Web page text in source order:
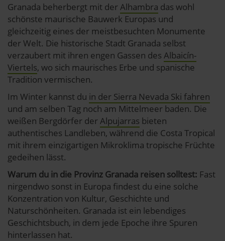
Granada beherbergt mit derAlhambra das wohl
schönste maurische Bauwerk Europas und
gleichzeitig eines der meistbesuchten Monumente
der Welt. Die historische Stadt Granada selbst
verzaubert mit ihren engen Gassen des Albaicín-
Viertels, wo sich maurisches Erbe und spanische
Tradition vermischen.
Im Winter kannst du in der Sierra Nevada Ski fahren
und am selben Tag noch am Mittelmeer baden. Die
weißen Bergdörfer derAlpujarras bieten
authentisches Landleben, während die Costa Tropical
mit ihrem einzigartigen Mikroklima tropische Früchte
gedeihen lässt.
Warum du in die Provinz Granada reisen solltest: Fast
nirgendwo sonst in Europa findest du eine solche
Konzentration von Kultur, Geschichte und
Naturschönheiten. Granada ist ein lebendiges
Geschichtsbuch, in dem jede Epoche ihre Spuren
hinterlassen hat.